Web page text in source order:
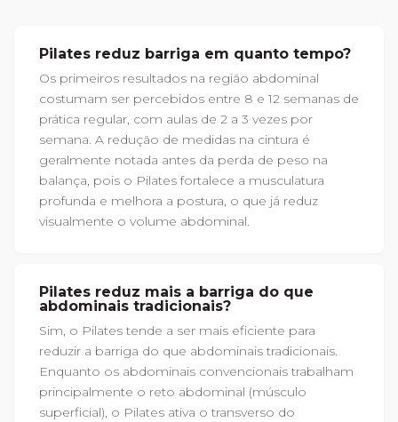
Pilates reduz barriga em quanto tempo?
Os primeiros resultados na região abdominal
costumam ser percebidos entre 8 e 12 semanas de
prática regular, com aulas de 2 a 3 vezes por
semana. A redução de medidas na cintura é
geralmente notada antes da perda de peso na
balança, pois o Pilates fortalece a musculatura
profunda e melhora a postura, o que já reduz
visualmente o volume abdominal.
Pilates reduz mais a barriga do que
abdominais tradicionais?
Sim, o Pilates tende a ser mais eficiente para
reduzir a barriga do que abdominais tradicionais.
Enquanto os abdominais convencionais trabalham
principalmente o reto abdominal (músculo
superficial), o Pilates ativa o transverso do